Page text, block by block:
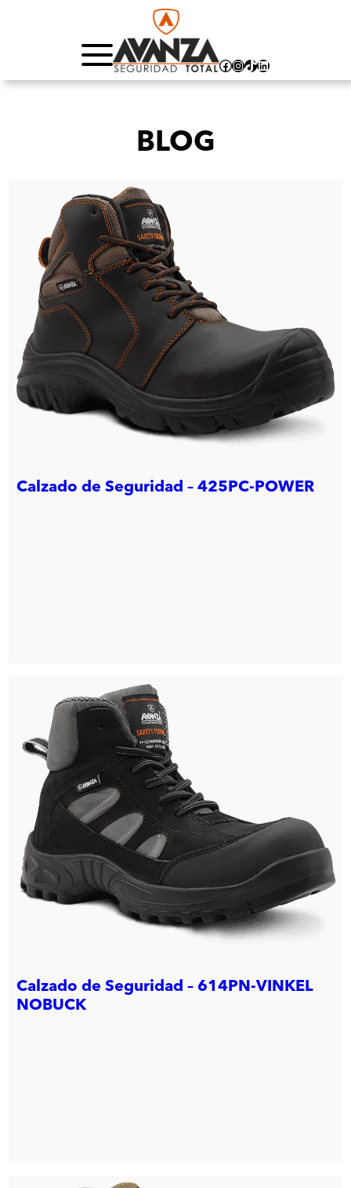
Facebook InstagramTikTok LinkedIn
BLOG
Calzado de Seguridad – 425PC-POWER
Calzado de Seguridad – 614PN-VINKEL
NOBUCK